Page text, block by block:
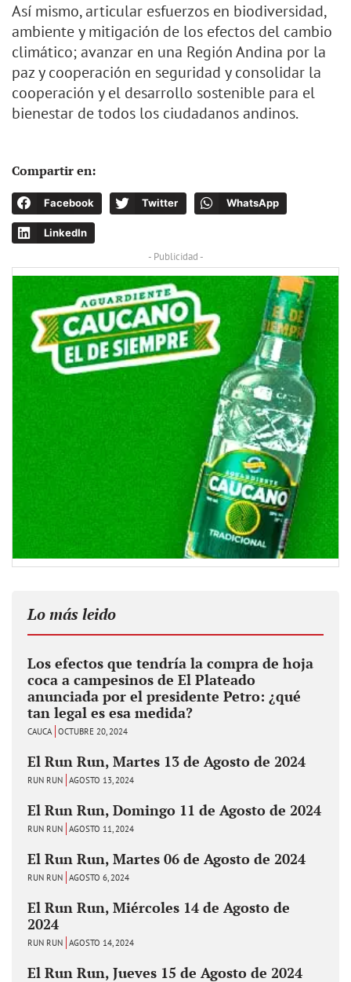
Así mismo, articular esfuerzos en biodiversidad,
ambiente y mitigación de los efectos del cambio
climático; avanzar en una Región Andina por la
paz y cooperación en seguridad y consolidar la
cooperación y el desarrollo sostenible para el
bienestar de todos los ciudadanos andinos.
Compartir en:
Facebook Twitter WhatsApp
LinkedIn
- Publicidad -
Lo más leido
Los efectos que tendría la compra de hoja
coca a campesinos de El Plateado
anunciada por el presidente Petro: ¿qué
tan legal es esa medida?
CAUCA OCTUBRE 20, 2024
El Run Run, Martes 13 de Agosto de 2024
RUN RUN AGOSTO 13, 2024
El Run Run, Domingo 11 de Agosto de 2024
RUN RUN AGOSTO 11, 2024
El Run Run, Martes 06 de Agosto de 2024
RUN RUN AGOSTO 6, 2024
El Run Run, Miércoles 14 de Agosto de
2024
RUN RUN AGOSTO 14, 2024
El Run Run, Jueves 15 de Agosto de 2024